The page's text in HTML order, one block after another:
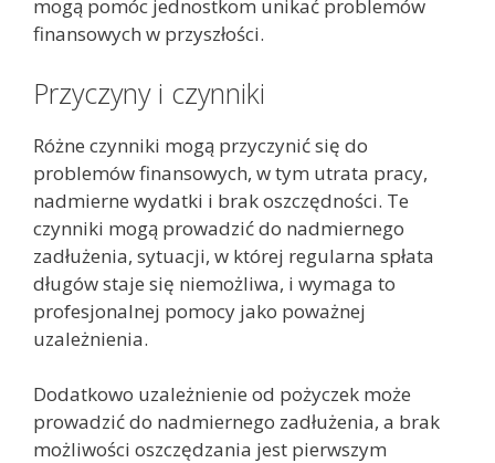
mogą pomóc jednostkom unikać problemów
finansowych w przyszłości.
Przyczyny i czynniki
Różne czynniki mogą przyczynić się do
problemów finansowych, w tym utrata pracy,
nadmierne wydatki i brak oszczędności. Te
czynniki mogą prowadzić do nadmiernego
zadłużenia, sytuacji, w której regularna spłata
długów staje się niemożliwa, i wymaga to
profesjonalnej pomocy jako poważnej
uzależnienia.
Dodatkowo uzależnienie od pożyczek może
prowadzić do nadmiernego zadłużenia, a brak
możliwości oszczędzania jest pierwszym